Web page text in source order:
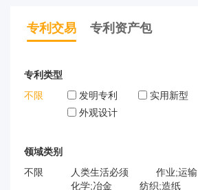
专利交易 专利资产包
专利类型
不限
发明专利
实用新型
外观设计
领域类别
不限
人类生活必须
作业;运输
化学;冶金
纺织;造纸